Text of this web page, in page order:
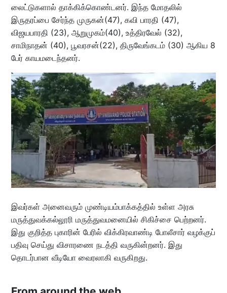
லைட்டுகளால் தாக்கிக்கொண்டனர். இந்த மோதலில்
இருதரப்பை சேர்ந்த முருகன்(47), கவி பாரதி (47),
விஜயபாரதி (23), ஆறுமுகம்(40), உத்திரவேல் (32),
சாமிநாதன் (40), பூவரசன்(22), திருவேங்கடம் (30) ஆகிய 8
பேர் காயமடைந்தனர்.
இவர்கள் அனைவரும் முண்டியம்பாக்கத்தில் உள்ள அரசு
மருத்துவக்கல்லூரி மருத்துவமனையில் சிகிச்சை பெற்றனர்.
இது குறித்த புகாரின் பேரில் விக்கிரவாண்டி போலீசார் வழக்குப்
பதிவு செய்து விசாரணை நடத்தி வருகின்றனர். இது
தொடர்பான வீடியோ வைரலாகி வருகிறது.